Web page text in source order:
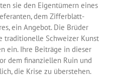
sie den Eigentümern eines
dem Zifferblatt-
ein Angebot. Die Brüder
traditionelle Schweizer Kunst
ein. Ihre Beiträge in dieser
dem finanziellen Ruin und
die Krise zu überstehen.